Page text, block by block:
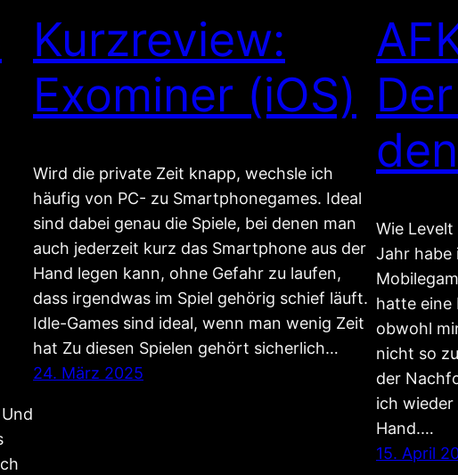
Kurzreview:
Exominer (iOS)
Wird die private Zeit knapp, wechsle ich
häufig von PC- zu Smartphonegames. Ideal
sind dabei genau die Spiele, bei denen man
auch jederzeit kurz das Smartphone aus der
Hand legen kann, ohne Gefahr zu laufen,
dass irgendwas im Spiel gehörig schief läuft.
Idle-Games sind ideal, wenn man wenig Zeit
hat Zu diesen Spielen gehört sicherlich…
24. März 2025
Wie
Jahr habe
hatte eine
obwohl
nicht so
der
ich wieder
Hand.…
15. April